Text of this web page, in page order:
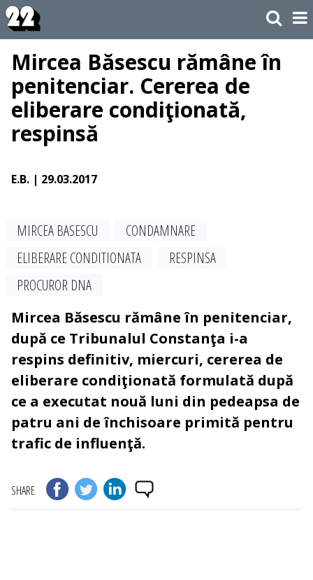
Mircea Băsescu rămâne în
penitenciar. Cererea de
eliberare condiţionată,
respinsă
E.B. | 29.03.2017
MIRCEA BASESCU
CONDAMNARE
ELIBERARE CONDITIONATA
RESPINSA
PROCUROR DNA
Mircea Băsescu rămâne în penitenciar,
după ce Tribunalul Constanţa i-a
respins definitiv, miercuri, cererea de
eliberare condiţionată formulată după
ce a executat nouă luni din pedeapsa de
patru ani de închisoare primită pentru
trafic de influenţă.
SHARE